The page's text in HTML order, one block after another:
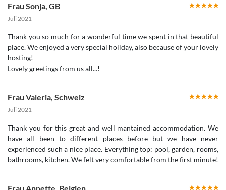
Frau Sonja GB
Juli 2021
Thank you so much for a wonderful time we spent in that beautiful
place. We enjoyed a very special holiday, also because of your lovely
hosting!
Lovely greetings from us all...!
Frau Valeria Schweiz
Juli 2021
Thank you for this great and well mantained accommodation. We
have all been to different places before but we have never
experienced such a nice place. Everything top: pool, garden, rooms,
bathrooms, kitchen. We felt very comfortable from the first minute!
Frau Annette Belgien